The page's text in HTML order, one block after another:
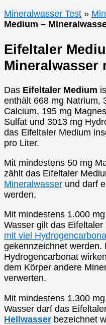
Mineralwasser Test »
Medium –
Eifeltaler
Mineralwasser
Das Eifeltaler Medium
enthält 668 mg Natrium,
Calcium, 195 mg
Sulfat und 3013 mg
das Eifeltaler Medium
pro Liter.
Mit mindestens 50 mg
zählt das Eifeltaler
Mineralwasser und darf
werden.
Mit mindestens 1.000
Wasser gilt das Eifeltaler
mit viel
gekennzeichnet werden.
Hydrogencarbonat
dem Körper andere
verwerten.
Mit mindestens 1.300
Wasser darf das
Heilwasser bezeichnet